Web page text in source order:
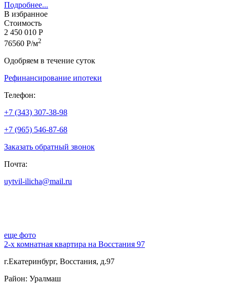
Подробнее...
В избранное
Стоимость
2 450 010 Р
76560 Р/м2
Одобряем в течение суток
Рефинансирование ипотеки
Телефон:
+7 (343) 307-38-98
+7 (965) 546-87-68
Заказать обратный звонок
Почта:
uytvil-ilicha@mail.ru
еще фото
2-х комнатная квартира на Восстания 97
г.Екатеринбург, Восстания, д.97
Район: Уралмаш